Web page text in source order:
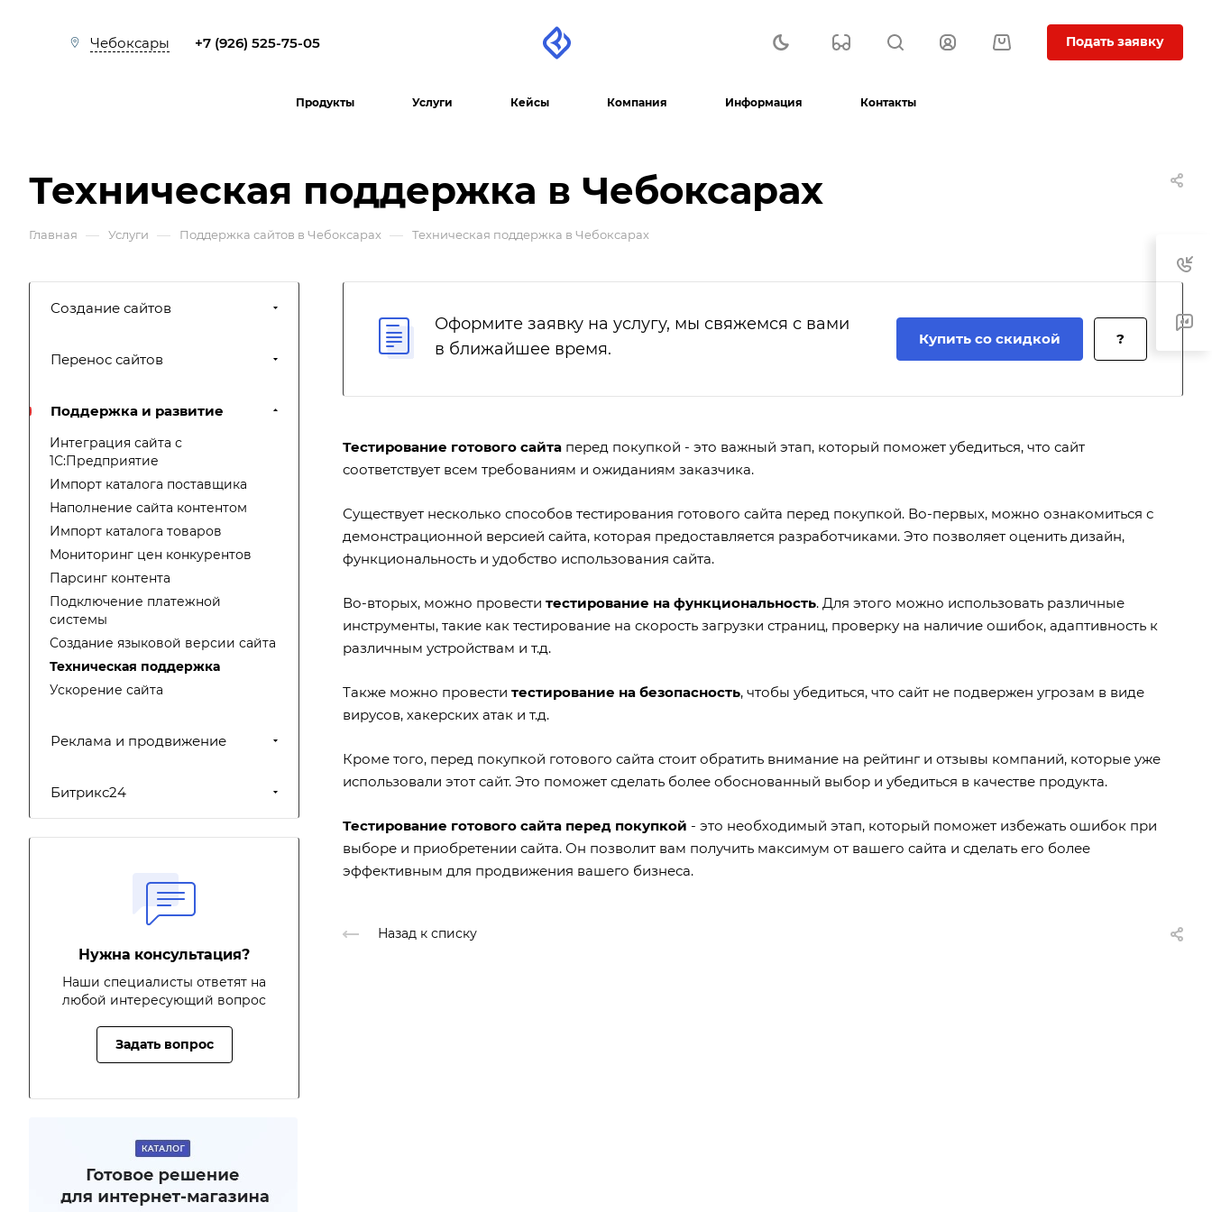
Чебоксары +7 (926) 525-75-05 Подать заявку
Продукты Услуги Кейсы Компания Информация Контакты
Техническая поддержка в Чебоксарах
Главная — Услуги — Поддержка сайтов в Чебоксарах — Техническая поддержка в Чебоксарах
Оформите заявку на услугу, мы свяжемся с вами
в ближайшее время.
Купить со скидкой ?
Тестирование готового сайта перед покупкой - это важный этап, который поможет убедиться, что сайт
соответствует всем требованиям и ожиданиям заказчика.
Существует несколько способов тестирования готового сайта перед покупкой. Во-первых, можно ознакомиться с
демонстрационной версией сайта, которая предоставляется разработчиками. Это позволяет оценить дизайн,
функциональность и удобство использования сайта.
Во-вторых, можно провести тестирование на функциональность. Для этого можно использовать различные
инструменты, такие как тестирование на скорость загрузки страниц, проверку на наличие ошибок, адаптивность к
различным устройствам и т.д.
Также можно провести тестирование на безопасность, чтобы убедиться, что сайт не подвержен угрозам в виде
вирусов, хакерских атак и т.д.
Кроме того, перед покупкой готового сайта стоит обратить внимание на рейтинг и отзывы компаний, которые уже
использовали этот сайт. Это поможет сделать более обоснованный выбор и убедиться в качестве продукта.
Тестирование готового сайта перед покупкой - это необходимый этап, который поможет избежать ошибок при
выборе и приобретении сайта. Он позволит вам получить максимум от вашего сайта и сделать его более
эффективным для продвижения вашего бизнеса.
Назад к списку
Создание сайтов
Перенос сайтов
Поддержка и развитие
Интеграция сайта с
1С:Предприятие
Импорт каталога поставщика
Наполнение сайта контентом
Импорт каталога товаров
Мониторинг цен конкурентов
Парсинг контента
Подключение платежной
системы
Создание языковой версии сайта
Техническая поддержка
Ускорение сайта
Реклама и продвижение
Битрикс24
Нужна консультация?
Наши специалисты ответят на
любой интересующий вопрос
Задать вопрос